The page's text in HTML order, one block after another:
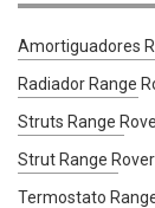
Amortiguadores
Radiador Range
Struts Range
Strut Range Rover
Termostato